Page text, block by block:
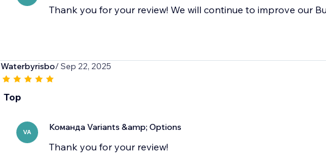
Thank you for your review! We will continue to improve our
Waterbyrisbo/ Sep 22, 2025
Top
VA Команда Variants &amp; Options
Thank you for your review!